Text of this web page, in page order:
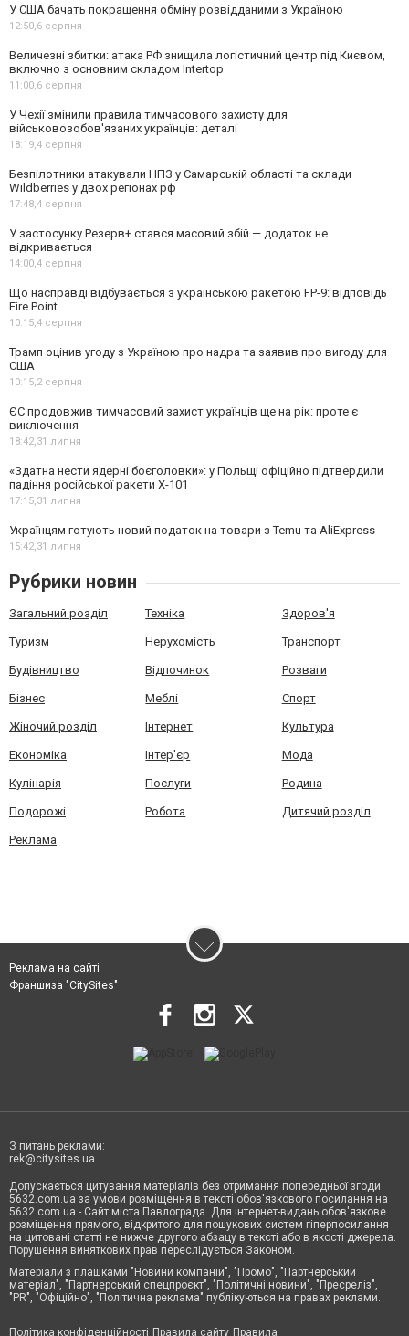
У США бачать покращення обміну розвідданими з Україною
12:50,6 серпня
Величезні збитки: атака РФ знищила логістичний центр під Києвом,
включно з основним складом Intertop
11:00,6 серпня
У Чехії змінили правила тимчасового захисту для
військовозобов'язаних українців: деталі
18:19,4 серпня
Безпілотники атакували НПЗ у Самарській області та склади
Wildberries у двох регіонах рф
17:48,4 серпня
У застосунку Резерв+ стався масовий збій — додаток не
відкривається
14:00,4 серпня
Що насправді відбувається з українською ракетою FP-9: відповідь
Fire Point
10:15,4 серпня
Трамп оцінив угоду з Україною про надра та заявив про вигоду для
США
10:15,2 серпня
ЄС продовжив тимчасовий захист українців ще на рік: проте є
виключення
18:42,31 липня
«Здатна нести ядерні боєголовки»: у Польщі офіційно підтвердили
падіння російської ракети Х-101
17:15,31 липня
Українцям готують новий податок на товари з Temu та AliExpress
15:42,31 липня
Рубрики новин
Загальний розділ Техніка Здоров'я
Туризм Нерухомість Транспорт
Будівництво Відпочинок Розваги
Бізнес Меблі Спорт
Жіночий розділ Інтернет Культура
Економіка Інтер'єр Мода
Кулінарія Послуги Родина
Подорожі Робота Дитячий розділ
Реклама
Реклама на сайті
Франшиза "CitySites"
З питань реклами:
rek@citysites.ua
Допускається цитування матеріалів без отримання попередньої згоди
5632.com.ua за умови розміщення в тексті обов'язкового посилання на
5632.com.ua - Сайт міста Павлограда. Для інтернет-видань обов'язкове
розміщення прямого, відкритого для пошукових систем гіперпосилання
на цитовані статті не нижче другого абзацу в тексті або в якості джерела.
Порушення виняткових прав переслідується Законом.
Матеріали з плашками "Новини компаній", "Промо", "Партнерський
матеріал", "Партнерський спецпроєкт", "Політичні новини", "Пресреліз",
"PR", "Офіційно", "Політична реклама" публікуються на правах реклами.
Політика конфіденційності Правила сайту Правила